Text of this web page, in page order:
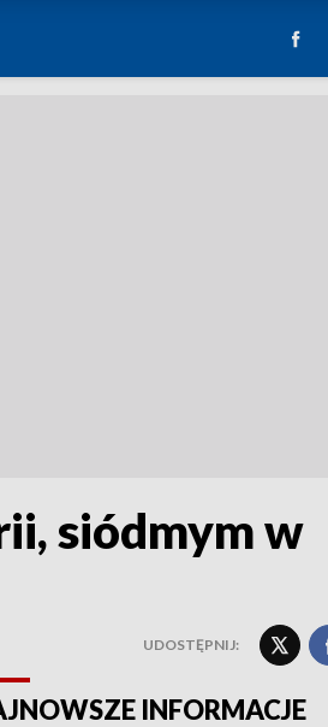
siódmym w
UDOSTĘPNIJ:
INFORMACJE